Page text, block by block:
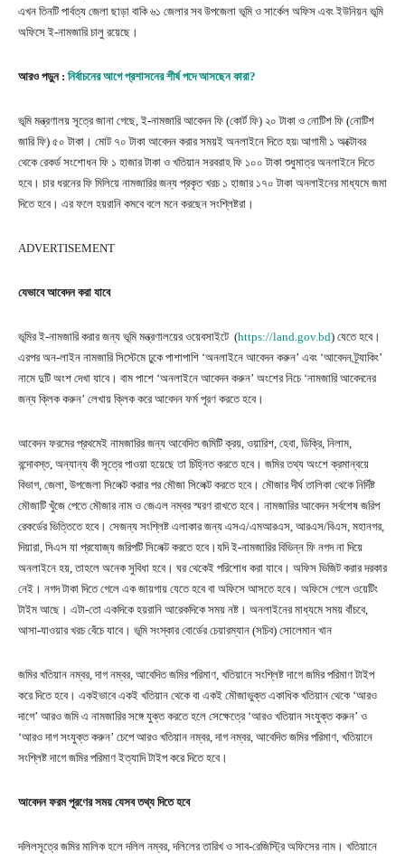
এখন তিনটি পার্বত্য জেলা ছাড়া বাকি ৬১ জেলার সব উপজেলা ভূমি ও সার্কেল অফিস এবং ইউনিয়ন ভূমি
অফিসে ই-নামজারি চালু রয়েছে।
আরও পড়ুন : নির্বাচনের আগে প্রশাসনের শীর্ষ পদে আসছেন কারা?
ভূমি মন্ত্রণালয় সূত্রে জানা গেছে, ই-নামজারি আবেদন ফি (কোর্ট ফি) ২০ টাকা ও নোটিশ ফি (নোটিশ
জারি ফি) ৫০ টাকা। মোট ৭০ টাকা আবেদন করার সময়ই অনলাইনে দিতে হয়৷ আগামী ১ অক্টোবর
থেকে রেকর্ড সংশোধন ফি ১ হাজার টাকা ও খতিয়ান সরবরাহ ফি ১০০ টাকা শুধুমাত্র অনলাইনে দিতে
হবে। চার ধরনের ফি মিলিয়ে নামজারির জন্য প্রকৃত খরচ ১ হাজার ১৭০ টাকা অনলাইনের মাধ্যমে জমা
দিতে হবে। এর ফলে হয়রানি কমবে বলে মনে করছেন সংশ্লিষ্টরা।
ADVERTISEMENT
যেভাবে আবেদন করা যাবে
ভূমির ই-নামজারি করার জন্য ভূমি মন্ত্রণালয়ের ওয়েবসাইটে (https://land.gov.bd) যেতে হবে।
এরপর অন-লাইন নামজারি সিস্টেমে ঢুকে পাশাপাশি ‘অনলাইনে আবেদন করুন’ এবং ‘আবেদন ট্র্যাকিং’
নামে দুটি অংশ দেখা যাবে। বাম পাশে ‘অনলাইনে আবেদন করুন’ অংশের নিচে ‘নামজারি আবেদনের
জন্য ক্লিক করুন’ লেখায় ক্লিক করে আবেদন ফর্ম পূরণ করতে হবে।
আবেদন ফরমের প্রথমেই নামজারির জন্য আবেদিত জমিটি ক্রয়, ওয়ারিশ, হেবা, ডিক্রি, নিলাম,
বন্দোবস্ত, অন্যান্য কী সূত্রে পাওয়া হয়েছে তা চিহ্নিত করতে হবে। জমির তথ্য অংশে ক্রমান্বয়ে
বিভাগ, জেলা, উপজেলা সিলেক্ট করার পর মৌজা সিলেক্ট করতে হবে। মৌজার দীর্ঘ তালিকা থেকে নির্দিষ্ট
মৌজাটি খুঁজে পেতে মৌজার নাম ও জেএল নম্বর স্মরণ রাখতে হবে। নামজারির আবেদন সর্বশেষ জরিপ
রেকর্ডের ভিত্তিতে হবে। সেজন্য সংশ্লিষ্ট এলাকার জন্য এসএ/এমআরএস, আরএস/বিএস, মহানগর,
দিয়ারা, সিএস যা প্রযোজ্য জরিপটি সিলেক্ট করতে হবে।যদি ই-নামজারির বিভিন্ন ফি নগদ না দিয়ে
অনলাইনে হয়, তাহলে অনেক সুবিধা হবে। ঘর থেকেই পরিশোধ করা যাবে। অফিস ভিজিট করার দরকার
নেই। নগদ টাকা দিতে গেলে এক জায়গায় যেতে হবে বা অফিসে আসতে হবে। অফিসে গেলে ওয়েটিং
টাইম আছে। এটা-তো একদিকে হয়রানি আরেকদিকে সময় নষ্ট। অনলাইনের মাধ্যমে সময় বাঁচবে,
আসা-যাওয়ার খরচ বেঁচে যাবে। ভূমি সংস্কার বোর্ডের চেয়ারম্যান (সচিব) সোলেমান খান
জমির খতিয়ান নম্বর, দাগ নম্বর, আবেদিত জমির পরিমাণ, খতিয়ানে সংশ্লিষ্ট দাগে জমির পরিমাণ টাইপ
করে দিতে হবে। একইভাবে একই খতিয়ান থেকে বা একই মৌজাভুক্ত একাধিক খতিয়ান থেকে ‘আরও
দাগে’ আরও জমি এ নামজারির সঙ্গে যুক্ত করতে হলে সেক্ষেত্রে ‘আরও খতিয়ান সংযুক্ত করুন’ ও
‘আরও দাগ সংযুক্ত করুন’ চেপে আরও খতিয়ান নম্বর, দাগ নম্বর, আবেদিত জমির পরিমাণ, খতিয়ানে
সংশ্লিষ্ট দাগে জমির পরিমাণ ইত্যাদি টাইপ করে দিতে হবে।
আবেদন ফরম পূরণের সময় যেসব তথ্য দিতে হবে
দলিলসূত্রে জমির মালিক হলে দলিল নম্বর, দলিলের তারিখ ও সাব-রেজিস্ট্রি অফিসের নাম। খতিয়ানে